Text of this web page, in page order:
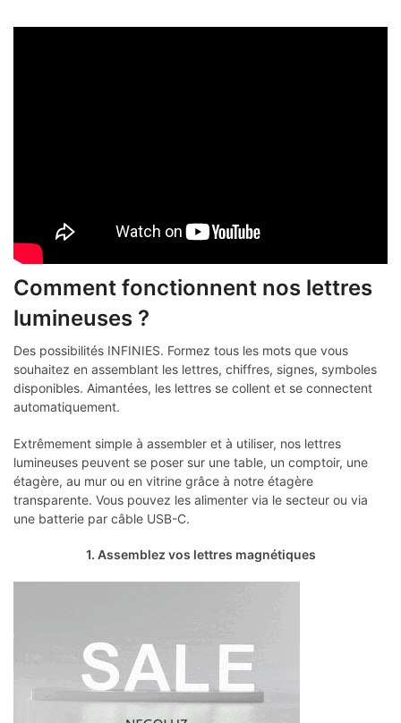
Comment fonctionnent nos lettres
lumineuses ?
Des possibilités INFINIES. Formez tous les mots que vous
souhaitez en assemblant les lettres, chiffres, signes, symboles
disponibles. Aimantées, les lettres se collent et se connectent
automatiquement.
Extrêmement simple à assembler et à utiliser, nos lettres
lumineuses peuvent se poser sur une table, un comptoir, une
étagère, au mur ou en vitrine grâce à notre étagère
transparente. Vous pouvez les alimenter via le secteur ou via
une batterie par câble USB-C.
1. Assemblez vos lettres magnétiques